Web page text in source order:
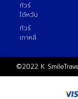
ทัวร์
ไต้หวัน
ทัวร์
เกาหลี
©2022 K